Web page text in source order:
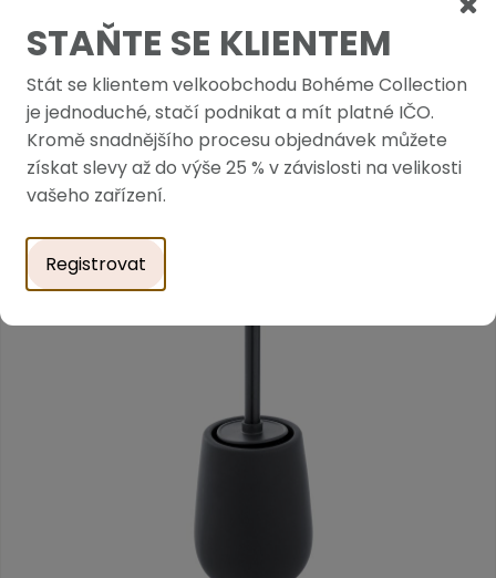
PODOBNÉ PRODUKTY
STAŇTE SE KLIENTEM
Stát se klientem velkoobchodu Bohéme Collection
je jednoduché, stačí podnikat a mít platné IČO.
Kromě snadnějšího procesu objednávek můžete
získat slevy až do výše 25 % v závislosti na velikosti
vašeho zařízení.
Registrovat